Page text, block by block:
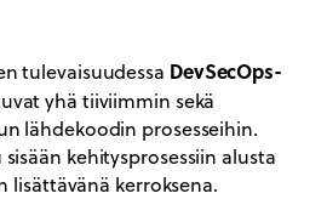
tulevaisuudessa DevSecOps-
yhä tiiviimmin sekä
lähdekoodin prosesseihin.
kehitysprosessiin alusta
lisättävänä kerroksena.